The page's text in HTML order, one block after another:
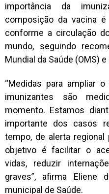
importância da
composição da vacina
conforme a circulação
mundo, seguindo
Mundial da Saúde (OMS)
“Medidas para ampliar
imunizantes são
momento. Estamos
importante dos casos
tempo, de alerta
objetivo é facilitar o
vidas, reduzir
graves”, afirma Eliene
municipal de Saúde.